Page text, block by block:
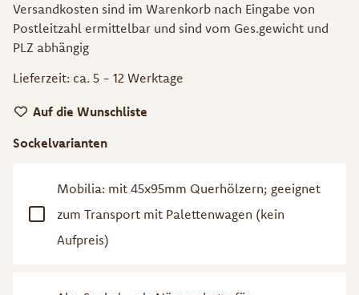
Versandkosten sind im Warenkorb nach Eingabe von
Postleitzahl ermittelbar und sind vom Ges.gewicht und
PLZ abhängig
Lieferzeit: ca. 5 - 12 Werktage
Auf die Wunschliste
Sockelvarianten
Mobilia: mit 45x95mm Querhölzern; geeignet
zum Transport mit Palettenwagen (kein
Aufpreis)